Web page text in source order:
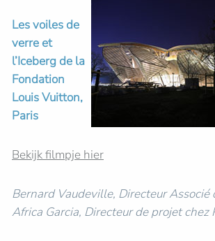
Les voiles de
verre et
l’Iceberg de la
Fondation
Louis Vuitton,
Paris
Bekijk filmpje hier
Bernard Vaudeville, Directeur Associé
Africa Garcia, Directeur de projet chez